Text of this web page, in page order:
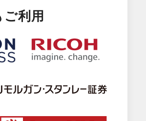
利用